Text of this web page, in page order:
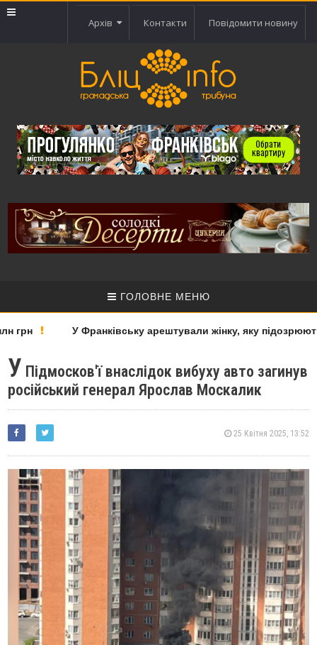
Архів Контакти Повідомити новину
ГОЛОВНЕ МЕНЮ
грн У Франківську арештували жінку, яку
У Підмосков'ї внаслідок вибуху авто загинув
російський генерал Ярослав Москалик
25 Квітня 2025, 13:52